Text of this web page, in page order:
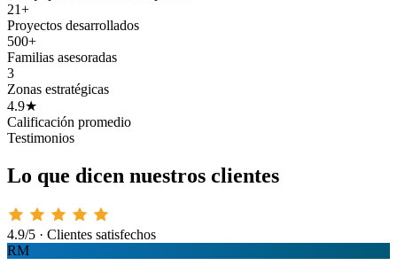
21+
Proyectos desarrollados
500+
Familias asesoradas
3
Zonas estratégicas
4.9★
Calificación promedio
Testimonios
Lo que dicen nuestros clientes
4.9/5 · Clientes satisfechos
RM